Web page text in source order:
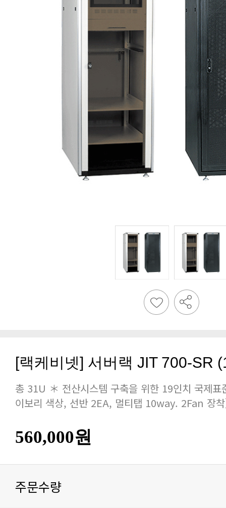
[랙케비넷] 서버랙 JIT 700-SR
이보리 색상, 선반 2EA, 멀티탭 10way. 2Fan 장
560,000원
주문수량